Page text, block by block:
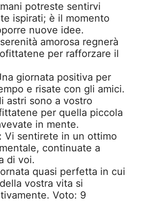
potreste sentirvi
ispirati; è il momento
nuove idee.
amorosa regnerà
per rafforzare il
giornata positiva per
e risate con gli amici.
astri sono a vostro
per quella piccola
in mente.
Vi sentirete in un ottimo
continuate a
di voi.
quasi perfetta in cui
vostra vita si
Voto: 9